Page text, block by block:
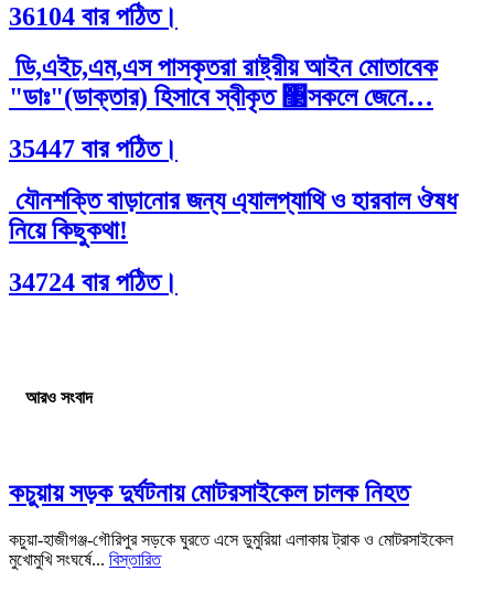
36104 বার পঠিত।
ডি,এইচ,এম,এস পাসকৃতরা রাষ্ট্রীয় আইন মোতাবেক
"ডাঃ"(ডাক্তার) হিসাবে স্বীকৃত ঳সকলে জেনে…
35447 বার পঠিত।
যৌনশক্তি বাড়ানোর জন্য এ্যালপ্যাথি ও হারবাল ঔষধ
নিয়ে কিছুকথা!
34724 বার পঠিত।
আরও সংবাদ
কচুয়ায় সড়ক দুর্ঘটনায় মোটরসাইকেল চালক নিহত
কচুয়া-হাজীগঞ্জ-গৌরিপুর সড়কে ঘুরতে এসে ডুমুরিয়া এলাকায় ট্রাক ও মোটরসাইকেল
মুখোমুখি সংঘর্ষে... বিস্তারিত